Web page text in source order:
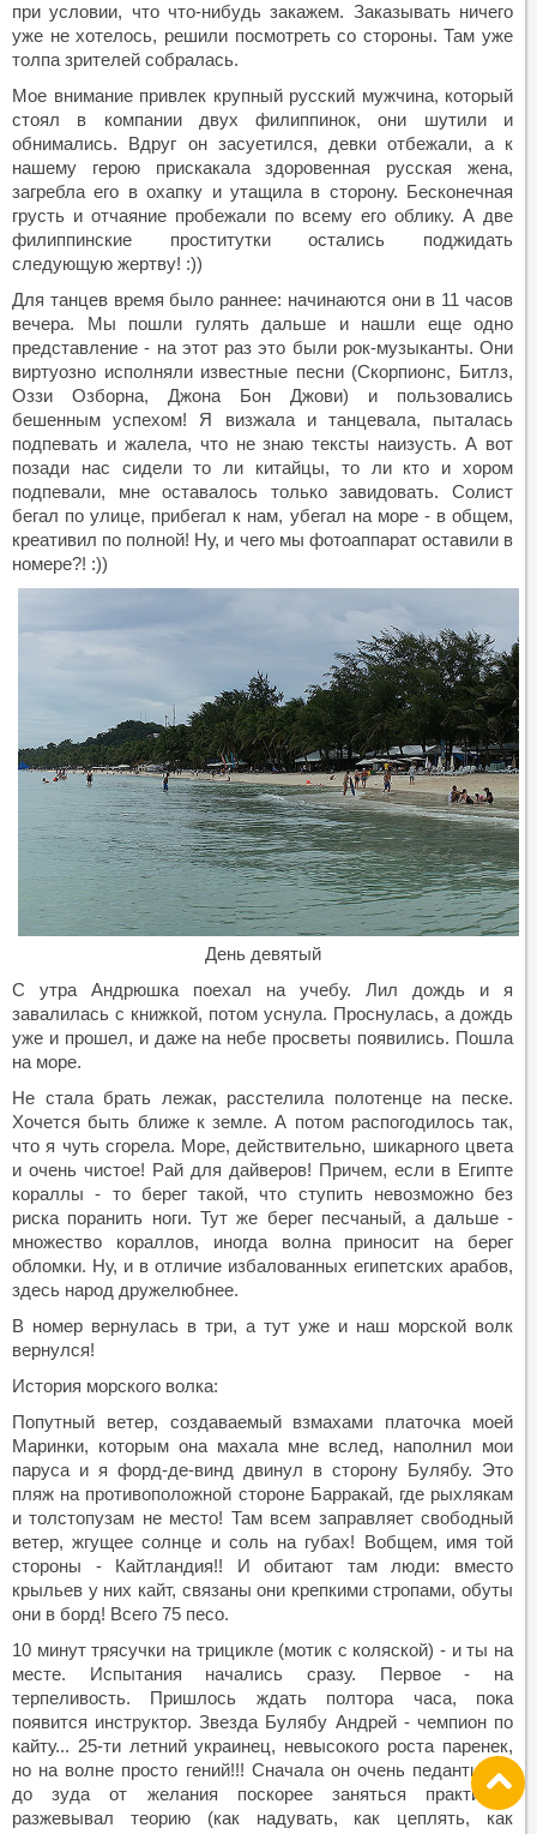
при условии, что что-нибудь закажем. Заказывать ничего
уже не хотелось, решили посмотреть со стороны. Там уже
толпа зрителей собралась.
Мое внимание привлек крупный русский мужчина, который
стоял в компании двух филиппинок, они шутили и
обнимались. Вдруг он засуетился, девки отбежали, а к
нашему герою прискакала здоровенная русская жена,
загребла его в охапку и утащила в сторону. Бесконечная
грусть и отчаяние пробежали по всему его облику. А две
филиппинские проститутки остались поджидать
следующую жертву! :))
Для танцев время было раннее: начинаются они в 11 часов
вечера. Мы пошли гулять дальше и нашли еще одно
представление - на этот раз это были рок-музыканты. Они
виртуозно исполняли известные песни (Скорпионс, Битлз,
Оззи Озборна, Джона Бон Джови) и пользовались
бешенным успехом! Я визжала и танцевала, пыталась
подпевать и жалела, что не знаю тексты наизусть. А вот
позади нас сидели то ли китайцы, то ли кто и хором
подпевали, мне оставалось только завидовать. Солист
бегал по улице, прибегал к нам, убегал на море - в общем,
креативил по полной! Ну, и чего мы фотоаппарат оставили в
номере?! :))
День девятый
С утра Андрюшка поехал на учебу. Лил дождь и я
завалилась с книжкой, потом уснула. Проснулась, а дождь
уже и прошел, и даже на небе просветы появились. Пошла
на море.
Не стала брать лежак, расстелила полотенце на песке.
Хочется быть ближе к земле. А потом распогодилось так,
что я чуть сгорела. Море, действительно, шикарного цвета
и очень чистое! Рай для дайверов! Причем, если в Египте
кораллы - то берег такой, что ступить невозможно без
риска поранить ноги. Тут же берег песчаный, а дальше -
множество кораллов, иногда волна приносит на берег
обломки. Ну, и в отличие избалованных египетских арабов,
здесь народ дружелюбнее.
В номер вернулась в три, а тут уже и наш морской волк
вернулся!
История морского волка:
Попутный ветер, создаваемый взмахами платочка моей
Маринки, которым она махала мне вслед, наполнил мои
паруса и я форд-де-винд двинул в сторону Булябу. Это
пляж на противоположной стороне Барракай, где рыхлякам
и толстопузам не место! Там всем заправляет свободный
ветер, жгущее солнце и соль на губах! Вобщем, имя той
стороны - Кайтландия!! И обитают там люди: вместо
крыльев у них кайт, связаны они крепкими стропами, обуты
они в борд! Всего 75 песо.
10 минут трясучки на трицикле (мотик с коляской) - и ты на
месте. Испытания начались сразу. Первое - на
терпеливость. Пришлось ждать полтора часа, пока
появится инструктор. Звезда Булябу Андрей - чемпион по
кайту... 25-ти летний украинец, невысокого роста паренек,
но на волне просто гений!!! Сначала он очень педантично,
до зуда от желания поскорее заняться практикой,
разжевывал теорию (как надувать, как цеплять, как